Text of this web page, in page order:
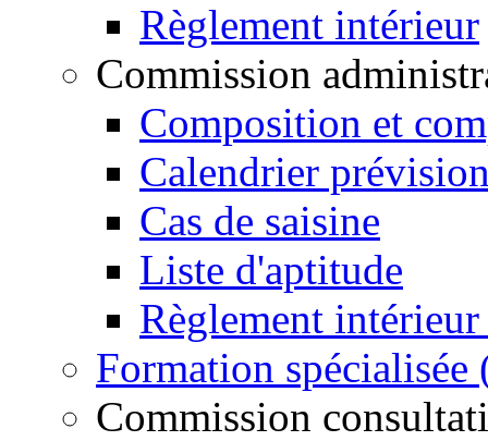
Règlement intérieur
Commission
Composition et
Calendrier
Cas de saisine
Liste d'aptitude
Règlement
Formation spécialisée
Commission